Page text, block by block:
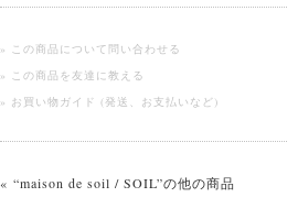
» この商品について問い合わせる
» この商品を友達に教える
» お買い物ガイド (発送、お支払いなど)
« “maison de soil / SOIL”の他の商品